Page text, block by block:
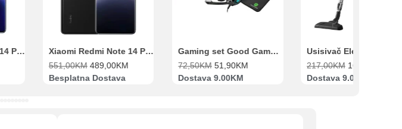
Xiaomi Redmi Note 14 Pro 8GB 256GB Ljubičasti
Xiaomi Redmi Note 14 Pro 8GB 256GB Crni
551,00KM 489,00KM
Besplatna Dostava
Gaming set Good Game Tastatura, Miš, Slušalice i podloga za miš
72,50KM 51,90KM
Dostava 9.00KM
217,00KM 169,00
Dostava 9.00KM